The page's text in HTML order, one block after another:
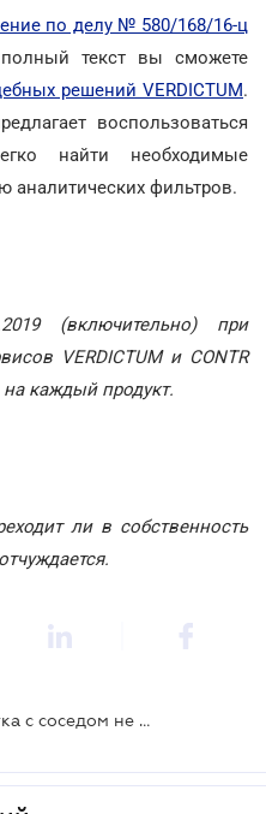
по делу № 580/168/16-ц
текст вы сможете
решений VERDICTUM.
воспользоваться
найти необходимые
фильтров.
(включительно) при
VERDICTUM и CONTR
на каждый продукт.
ли в собственность
Несогласование границ участка с соседом не препятствует оформлению на него права собственности